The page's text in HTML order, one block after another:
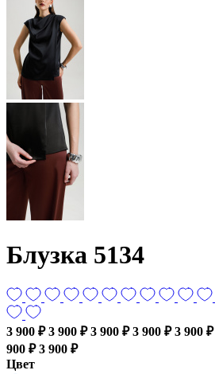
Блузка 5134
3 900 ₽ 3 900 ₽ 3 900 ₽ 3 900 ₽ 3 900 ₽
900 ₽ 3 900 ₽
Цвет